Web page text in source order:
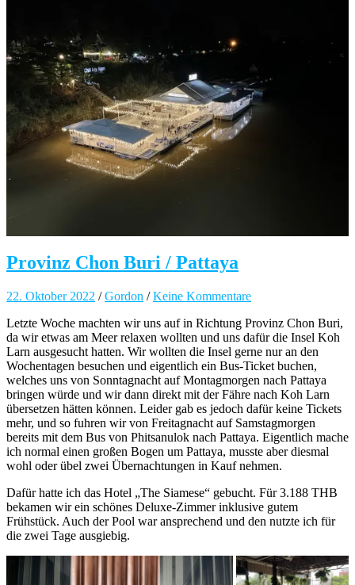
Provinz Chon Buri / Pattaya
22. Oktober 2022 /Gordon /Keine Kommentare
Letzte Woche machten wir uns auf in Richtung Provinz Chon Buri,
da wir etwas am Meer relaxen wollten und uns dafür die Insel Koh
Larn ausgesucht hatten. Wir wollten die Insel gerne nur an den
Wochentagen besuchen und eigentlich ein Bus-Ticket buchen,
welches uns von Sonntagnacht auf Montagmorgen nach Pattaya
bringen würde und wir dann direkt mit der Fähre nach Koh Larn
übersetzen hätten können. Leider gab es jedoch dafür keine Tickets
mehr, und so fuhren wir von Freitagnacht auf Samstagmorgen
bereits mit dem Bus von Phitsanulok nach Pattaya. Eigentlich mache
ich normal einen großen Bogen um Pattaya, musste aber diesmal
wohl oder übel zwei Übernachtungen in Kauf nehmen.
Dafür hatte ich das Hotel „The Siamese“ gebucht. Für 3.188 THB
bekamen wir ein schönes Deluxe-Zimmer inklusive gutem
Frühstück. Auch der Pool war ansprechend und den nutzte ich für
die zwei Tage ausgiebig.